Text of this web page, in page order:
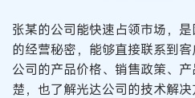
张某的公司能快速占领市场，
的经营秘密，能够直接联系到
公司的产品价格、销售政策、
楚，也了解光达公司的技术解决